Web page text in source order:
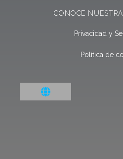
e
o
k
k
d
n
CONOCE
Privacidad y
Política de